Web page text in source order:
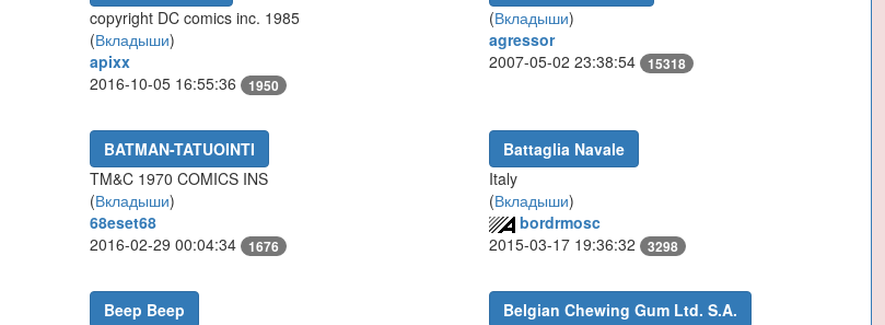
copyright DC comics inc. 1985
(Вкладыши)
apixx
2016-10-05 16:55:36 1950
(Вкладыши)
agressor
2007-05-02 23:38:54
15318
BATMAN-TATUOINTI
TM&C 1970 COMICS INS
(Вкладыши)
68eset68
2016-02-29 00:04:34 1676
Battaglia Navale
Italy
(Вкладыши)
bordrmosc
2015-03-17 19:36:32
3298
Beep Beep
Belgian Chewing Gum Ltd. S.A.